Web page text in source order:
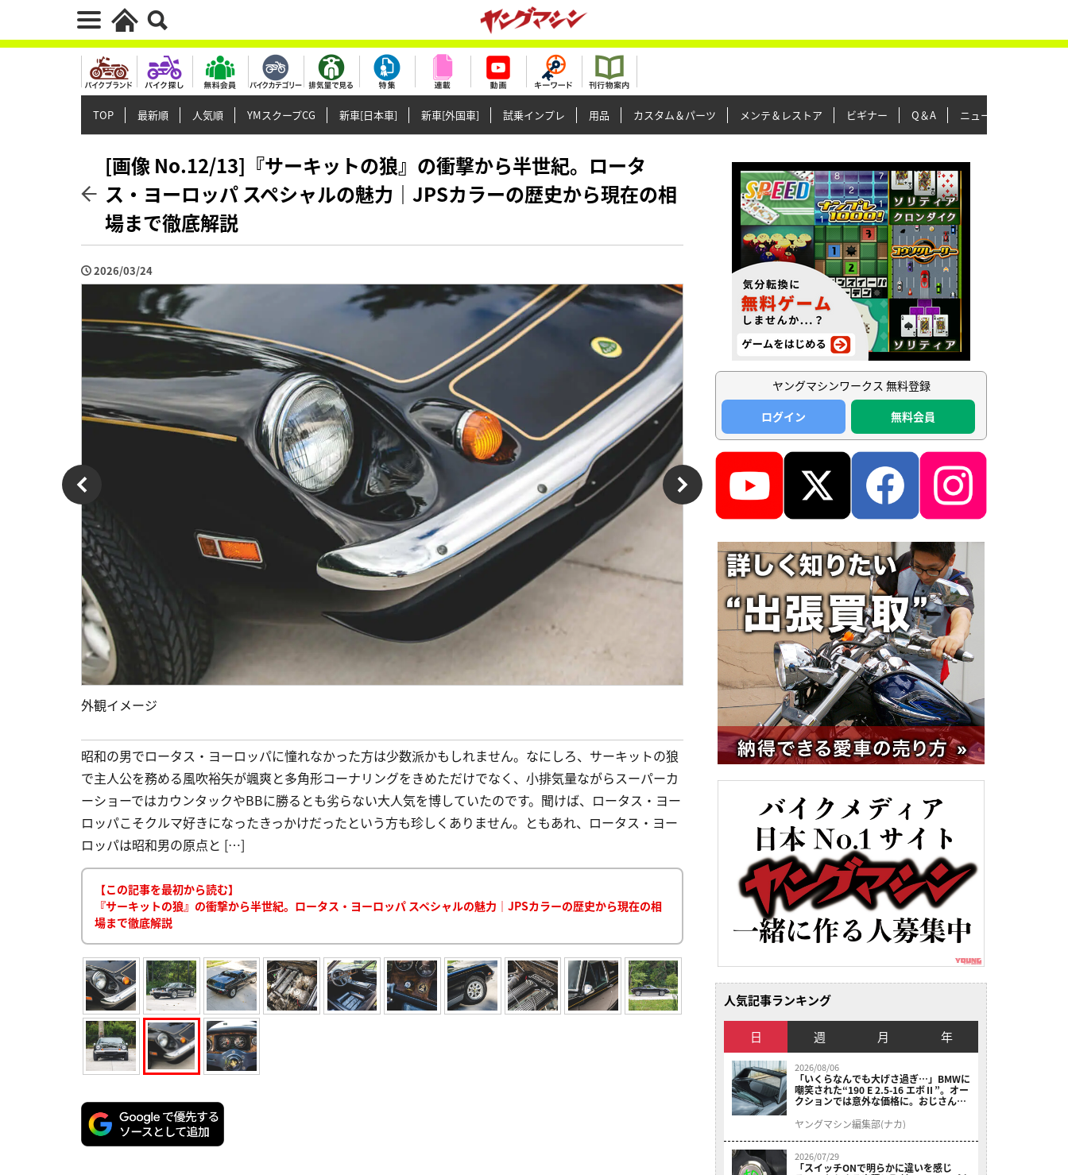
TOP 最新順 人気順 YMスクープCG 新車[日本車] 新車[外国車] 試乗インプレ 用品 カスタム＆パーツ メンテ＆レストア ビギナー Q＆A ニュース＆トピックス
[画像 No.12/13]『サーキットの狼』の衝撃から半世紀。ロータ
ス・ヨーロッパ スペシャルの魅力｜JPSカラーの歴史から現在の相
場まで徹底解説
2026/03/24
外観イメージ
昭和の男でロータス・ヨーロッパに憧れなかった方は少数派かもしれません。なにしろ、サーキットの狼
で主人公を務める風吹裕矢が颯爽と多角形コーナリングをきめただけでなく、小排気量ながらスーパーカ
ーショーではカウンタックやBBに勝るとも劣らない大人気を博していたのです。聞けば、ロータス・ヨー
ロッパこそクルマ好きになったきっかけだったという方も珍しくありません。ともあれ、ロータス・ヨー
ロッパは昭和男の原点と […]
【この記事を最初から読む】
『サーキットの狼』の衝撃から半世紀。ロータス・ヨーロッパ スペシャルの魅力｜JPSカラーの歴史から現在の相
場まで徹底解説
ヤングマシンワークス 無料登録
ログイン
無料会員
人気記事ランキング
日 週 月 年
2026/08/06
「いくらなんでも大げさ過ぎ…」BMWに
嘲笑された“190 E 2.5-16 エボⅡ”。オー
クションでは意外な価格に。おじさん達
ヤングマシン編集部(ナカ)
2026/07/29
「スイッチONで明らかに違いを感じ